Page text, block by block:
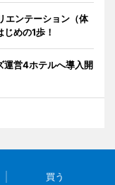
エンテーション（体
めの1歩！
運営4ホテルへ導入開
買う